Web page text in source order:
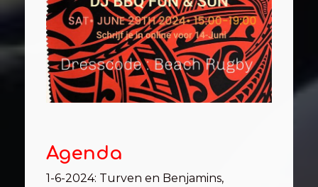
Agenda
1-6-2024: Turven en Benjamins,